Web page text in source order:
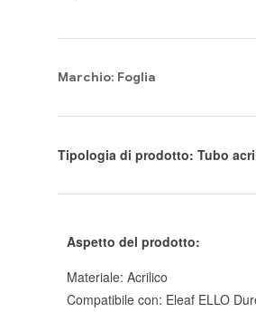
Marchio: Foglia
Tipologia di prodotto: Tubo
Aspetto del prodotto:
Materiale: Acrilico
Compatibile con: Eleaf ELLO